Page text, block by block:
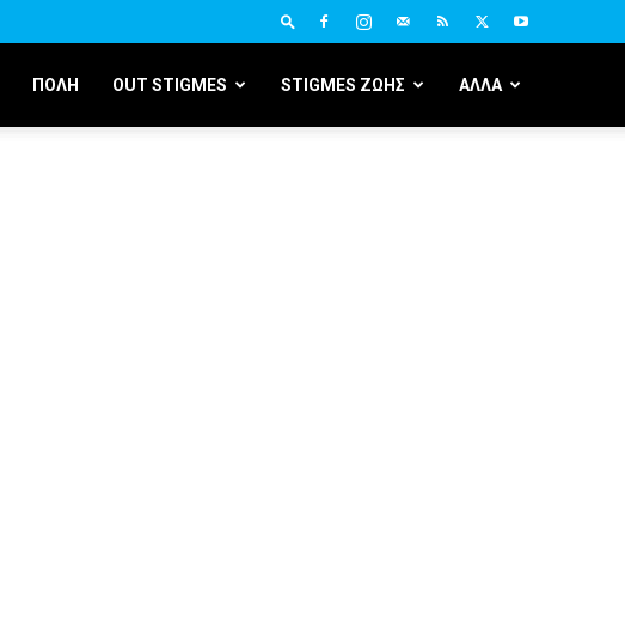
ΠΟΛΗ OUT STIGMES STIGMES ΖΩΗΣ ΑΛΛΑ